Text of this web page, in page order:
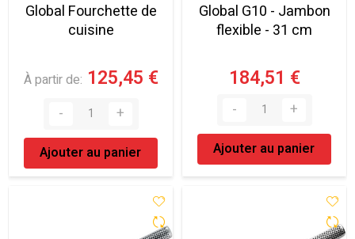
Global Fourchette de
cuisine
À partir de 125,45 €
Ajouter au panier
Global G10 - Jambon
flexible - 31 cm
184,51 €
Ajouter au panier